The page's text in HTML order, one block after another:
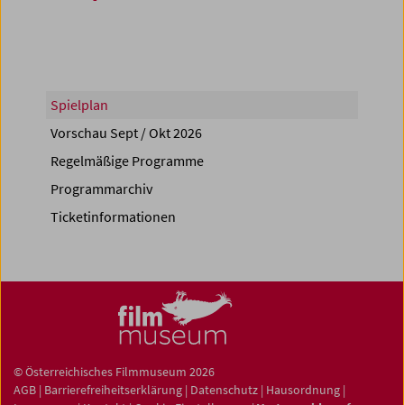
Spielplan
Vorschau Sept / Okt 2026
Regelmäßige Programme
Programmarchiv
Ticketinformationen
© Österreichisches Filmmuseum 2026
AGB | Barrierefreiheitserklärung | Datenschutz | Hausordnung |